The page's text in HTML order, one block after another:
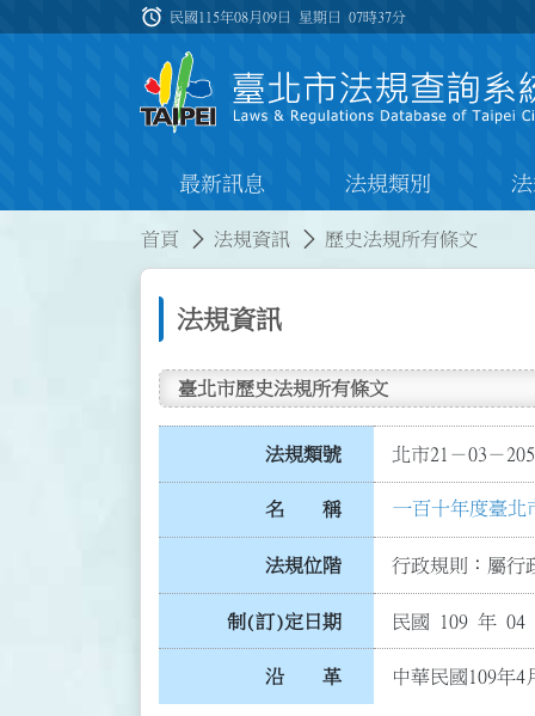
:::
alarm 民國115年08月09日 星期日07時37分
最新訊息 法規類別
首頁 法規資訊 歷史法規所有條文
法規資訊
臺北市歷史法規所有條文
法規類號 北市21－03－
名 稱 一百十年度臺北
法規位階 行政規則：屬行
制(訂)定日期 民國 109 年 04
沿 革 中華民國109年4